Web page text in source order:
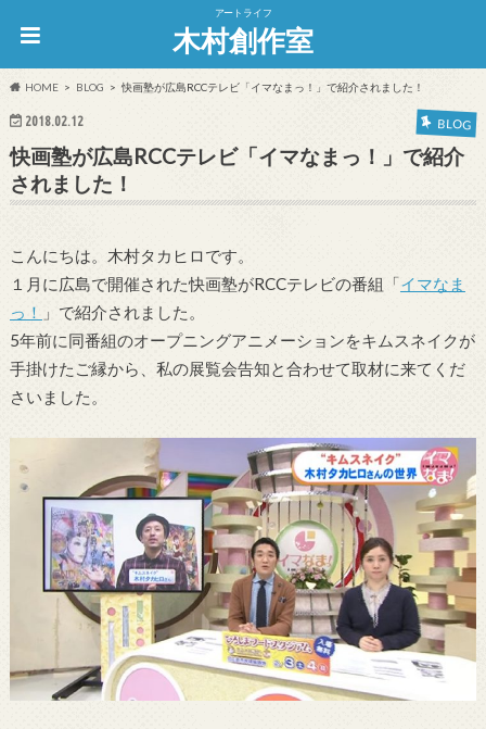
アートライフ
木村創作室
HOME BLOG 快画塾が広島RCCテレビ「イマなまっ！」で紹介されました！
2018.02.12 BLOG
快画塾が広島RCCテレビ「イマなまっ！」で紹介
されました！
こんにちは。木村タカヒロです。
１月に広島で開催された快画塾がRCCテレビの番組「イマなま
っ！
」で紹介されました。
5年前に同番組のオープニングアニメーションをキムスネイクが
手掛けたご縁から、私の展覧会告知と合わせて取材に来てくだ
さいました。